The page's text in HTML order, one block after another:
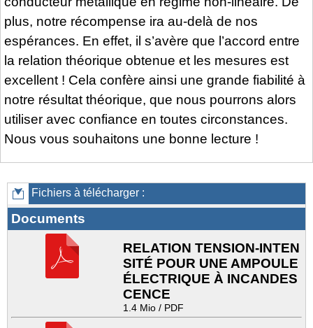
plus, notre récompense ira au-delà de nos
espérances. En effet, il s’avère que l’accord entre
la relation théorique obtenue et les mesures est
excellent ! Cela confère ainsi une grande fiabilité à
notre résultat théorique, que nous pourrons alors
utiliser avec confiance en toutes circonstances.
Nous vous souhaitons une bonne lecture !
Fichiers à télécharger :
Documents
RELATION TENSION-INTEN
SITÉ POUR UNE AMPOULE
ÉLECTRIQUE À INCANDES
CENCE
1.4 Mio / PDF